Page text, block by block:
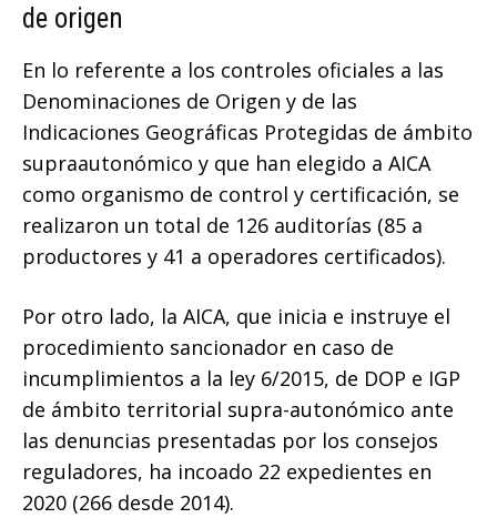
de origen
En lo referente a los controles oficiales a las
Denominaciones de Origen y de las
Indicaciones Geográficas Protegidas de ámbito
supraautonómico y que han elegido a AICA
como organismo de control y certificación, se
realizaron un total de 126 auditorías (85 a
productores y 41 a operadores certificados).
Por otro lado, la AICA, que inicia e instruye el
procedimiento sancionador en caso de
incumplimientos a la ley 6/2015, de DOP e IGP
de ámbito territorial supra-autonómico ante
las denuncias presentadas por los consejos
reguladores, ha incoado 22 expedientes en
2020 (266 desde 2014).